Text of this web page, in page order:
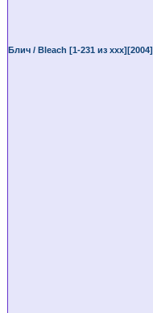
Блич / Bleach [1-231 из ххх][2004]